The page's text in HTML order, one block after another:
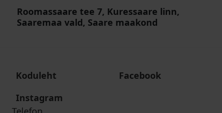
Roomassaare tee 7, Kuressaare linn,
Saaremaa vald, Saare maakond
Koduleht
Facebook
Instagram